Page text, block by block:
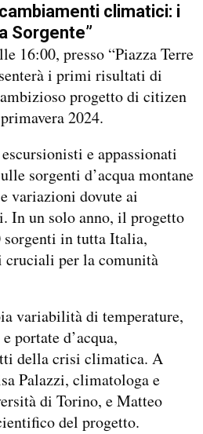
climatici: i
Sorgente”
16:00, presso “Piazza Terre
i primi risultati di
progetto di citizen
2024.
e appassionati
sorgenti d’acqua montane
variazioni dovute ai
In un solo anno, il progetto
in tutta Italia,
per la comunità
variabilità di temperature,
portate d’acqua,
della crisi climatica. A
Palazzi, climatologa e
di Torino, e Matteo
del progetto.